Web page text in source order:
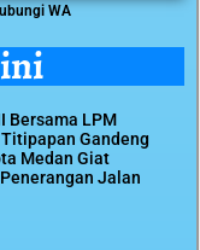
WA
Bersama LPM
Gandeng
Medan Giat
Jalan